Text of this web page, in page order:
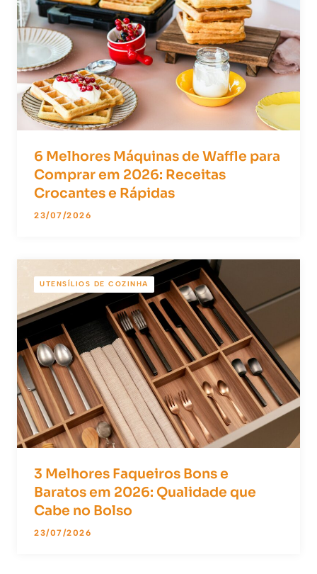
6 Melhores Máquinas de Waffle para
Comprar em 2026: Receitas
Crocantes e Rápidas
23/07/2026
UTENSÍLIOS DE COZINHA
3 Melhores Faqueiros Bons e
Baratos em 2026: Qualidade que
Cabe no Bolso
23/07/2026